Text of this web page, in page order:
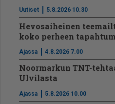
Uutiset 5.8.2026 10.30
Hevosaiheinen
koko perheen
Ajassa 4.8.2026 7.00
Noormarkun TNT-
Ulvilasta
Ajassa 5.8.2026 10.00